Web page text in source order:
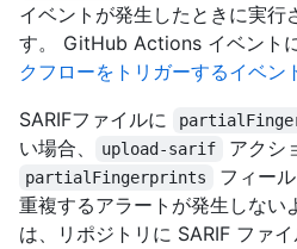
イベントが発生したときに実行
す。 GitHub Actions イベント
クフローをトリガーするイベン
SARIFファイルに
い場合、
upload-sarif アクシ
partialFingerprints
フィー
重複するアラートが発生しな
は、リポジトリに SARIF ファ